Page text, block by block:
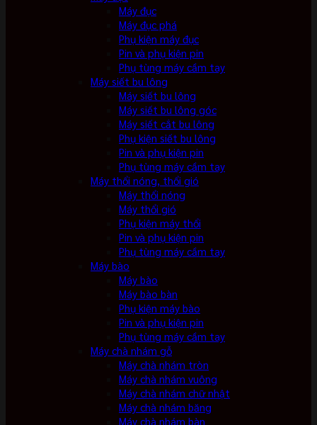
Máy đục
Máy đục phá
Phụ kiện máy đục
Pin và phụ kiện pin
Phụ tùng máy cầm tay
Máy siết bu lông
Máy siết bu lông
Máy siết bu lông góc
Máy siết cắt bu lông
Phụ kiện siết bu lông
Pin và phụ kiện pin
Phụ tùng máy cầm tay
Máy thổi nóng, thổi gió
Máy thổi nóng
Máy thổi gió
Phụ kiện máy thổi
Pin và phụ kiện pin
Phụ tùng máy cầm tay
Máy bào
Máy bào
Máy bào bàn
Phụ kiện máy bào
Pin và phụ kiện pin
Phụ tùng máy cầm tay
Máy chà nhám gỗ
Máy chà nhám tròn
Máy chà nhám vuông
Máy chà nhám chữ nhật
Máy chà nhám băng
Máy chà nhám bàn